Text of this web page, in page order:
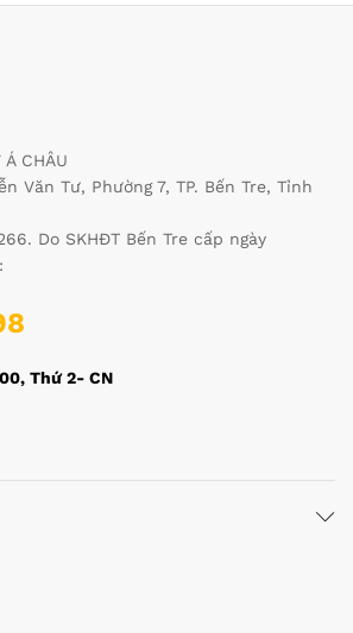
Á CHÂU
Văn Tư, Phường 7, TP. Bến Tre, Tỉnh
Do SKHĐT Bến Tre cấp ngày
Thứ 2- CN